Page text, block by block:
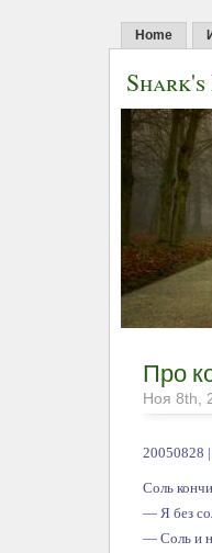
Home
Shark's
Про
Ноя 8th,
20050828 |
Соль
— Я без
— Соль и